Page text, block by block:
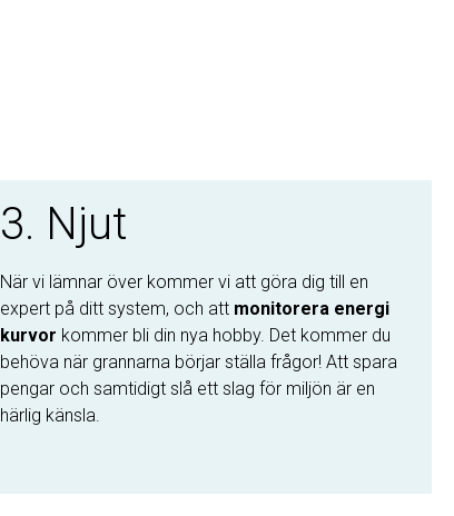
3. Njut
När vi lämnar över kommer vi att göra dig till en
expert på ditt system, och att monitorera energi
kurvor kommer bli din nya hobby. Det kommer du
behöva när grannarna börjar ställa frågor! Att spara
pengar och samtidigt slå ett slag för miljön är en
härlig känsla.